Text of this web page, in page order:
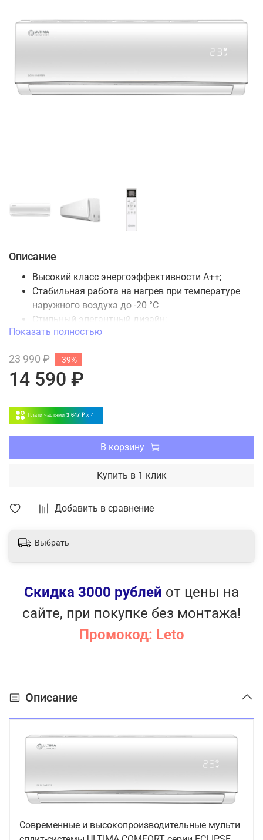
Добавить в сравнение
Описание
Высокий класс энергоэффективности A++;
Стабильная работа на нагрев при температуре
наружного воздуха до -20 °C
Стильный элегантный дизайн;
Антикоррозийное покрытие теплообменников
Хладагент последнего поколения R32
4 режима работы; 5 скоростей вентилятора
Показать полностью
23 990 ₽
14 590 ₽
-39%
Плати частями 3 647 ₽ x 4
В корзину
Купить в 1 клик
Выбрать
Скидка 3000 рублей от цены на
сайте, при покупке без монтажа!
Промокод: Leto
Описание
Современные и высокопроизводительные мульти